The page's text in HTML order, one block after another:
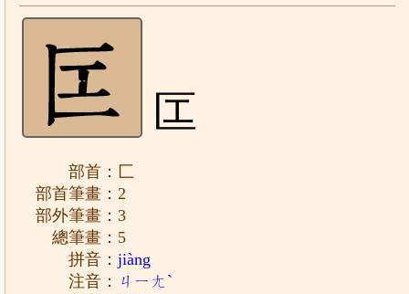
匞
部首：匚
部首筆畫：2
部外筆畫：3
總筆畫：5
拼音：jiàng
注音： ㄐㄧㄤˋ